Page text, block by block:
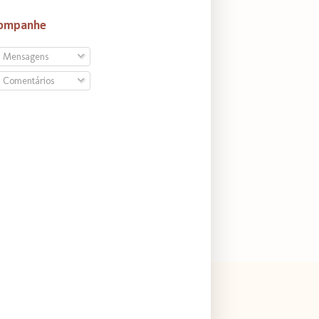
Mensagens
Comentários